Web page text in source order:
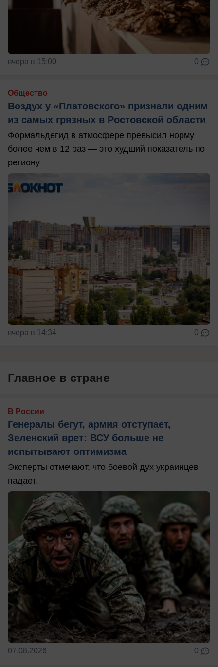
вчера в 15:00 0
Общество
Воздух у «Платовского» признали одним
из самых грязных в Ростовской области
Формальдегид в атмосфере превысил норму
более чем в 12 раз — это худший показатель по
региону
вчера в 14:34 0
Главное в стране
В России
Генералы бегут, армия отступает,
Зеленский врет: ВСУ больше не
испытывают оптимизма
Эксперты отмечают, что боевой дух украинцев
падает.
07.08.2026 0